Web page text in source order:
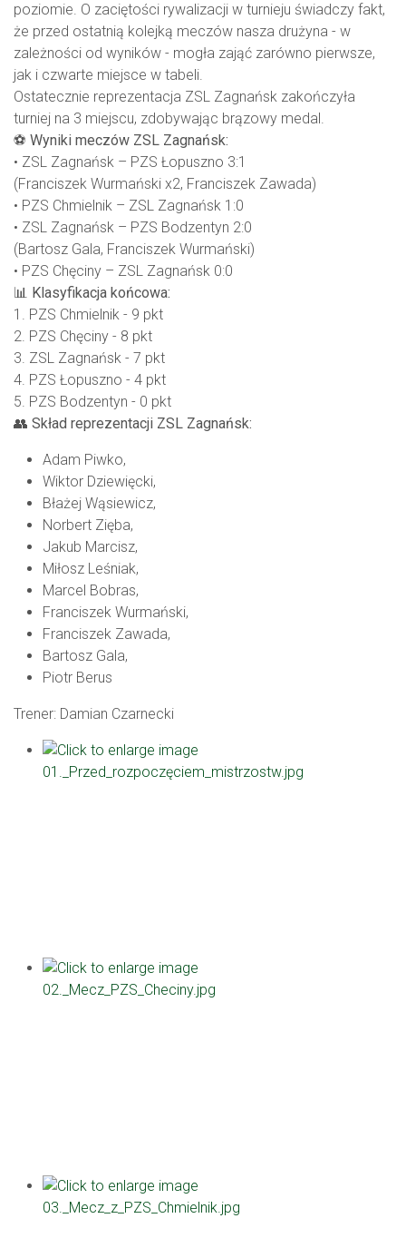
poziomie. O zaciętości rywalizacji w turnieju świadczy fakt,
że przed ostatnią kolejką meczów nasza drużyna - w
zależności od wyników - mogła zająć zarówno pierwsze,
jak i czwarte miejsce w tabeli.
Ostatecznie reprezentacja ZSL Zagnańsk zakończyła
turniej na 3 miejscu, zdobywając brązowy medal.
⚽ Wyniki meczów ZSL Zagnańsk:
• ZSL Zagnańsk – PZS Łopuszno 3:1
(Franciszek Wurmański x2, Franciszek Zawada)
• PZS Chmielnik – ZSL Zagnańsk 1:0
• ZSL Zagnańsk – PZS Bodzentyn 2:0
(Bartosz Gala, Franciszek Wurmański)
• PZS Chęciny – ZSL Zagnańsk 0:0
📊 Klasyfikacja końcowa:
1. PZS Chmielnik - 9 pkt
2. PZS Chęciny - 8 pkt
3. ZSL Zagnańsk - 7 pkt
4. PZS Łopuszno - 4 pkt
5. PZS Bodzentyn - 0 pkt
👥 Skład reprezentacji ZSL Zagnańsk:
Adam Piwko,
Wiktor Dziewięcki,
Błażej Wąsiewicz,
Norbert Zięba,
Jakub Marcisz,
Miłosz Leśniak,
Marcel Bobras,
Franciszek Wurmański,
Franciszek Zawada,
Bartosz Gala,
Piotr Berus
Trener: Damian Czarnecki